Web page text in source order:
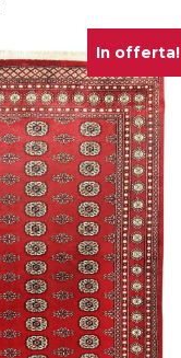
In offerta!